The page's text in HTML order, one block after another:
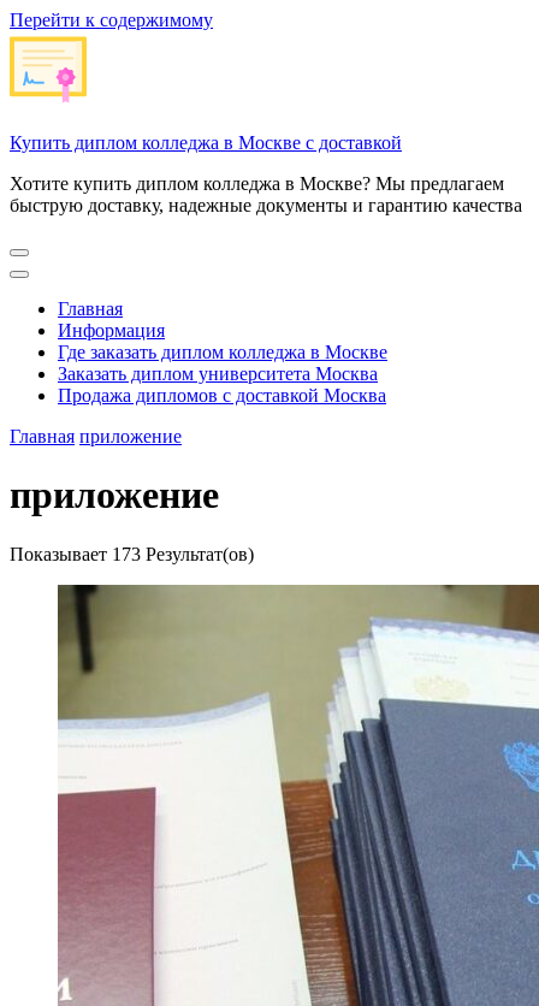
Перейти к содержимому
Купить диплом колледжа в Москве с доставкой
Хотите купить диплом колледжа в Москве? Мы предлагаем
быструю доставку, надежные документы и гарантию качества
Главная
Информация
Где заказать диплом колледжа в Москве
Заказать диплом университета Москва
Продажа дипломов с доставкой Москва
Главная приложение
приложение
Показывает 173 Результат(ов)